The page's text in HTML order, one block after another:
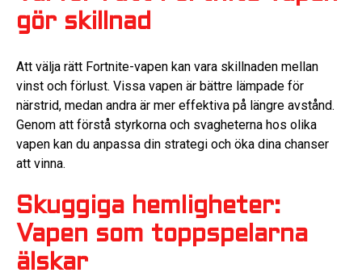
gör skillnad
Att välja rätt Fortnite-vapen kan vara skillnaden mellan
vinst och förlust. Vissa vapen är bättre lämpade för
närstrid, medan andra är mer effektiva på längre avstånd.
Genom att förstå styrkorna och svagheterna hos olika
vapen kan du anpassa din strategi och öka dina chanser
att vinna.
Skuggiga hemligheter:
Vapen som toppspelarna
älskar